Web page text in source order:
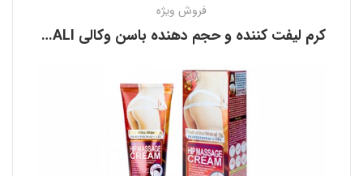
فروش ویژه
کرم لیفت کننده و حجم دهنده باسن وکالی WOKALI